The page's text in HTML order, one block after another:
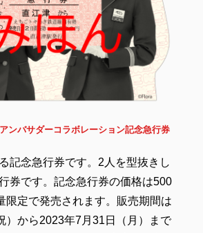
ンバサダーコラボレーション記念急行券
記念急行券です。2人を型抜きし
券です。記念急行券の価格は500
限定で発売されます。販売期間は
）から2023年7月31日（月）まで